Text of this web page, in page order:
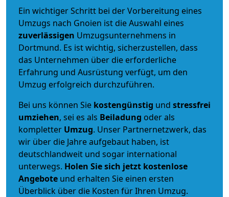
Ein wichtiger Schritt bei der Vorbereitung eines
Umzugs nach Gnoien ist die Auswahl eines
zuverlässigen Umzugsunternehmens in
Dortmund. Es ist wichtig, sicherzustellen, dass
das Unternehmen über die erforderliche
Erfahrung und Ausrüstung verfügt, um den
Umzug erfolgreich durchzuführen.
Bei uns können Sie kostengünstig und stressfrei
umziehen, sei es als Beiladung oder als
kompletter Umzug. Unser Partnernetzwerk, das
wir über die Jahre aufgebaut haben, ist
deutschlandweit und sogar international
unterwegs. Holen Sie sich jetzt kostenlose
Angebote und erhalten Sie einen ersten
Überblick über die Kosten für Ihren Umzug.